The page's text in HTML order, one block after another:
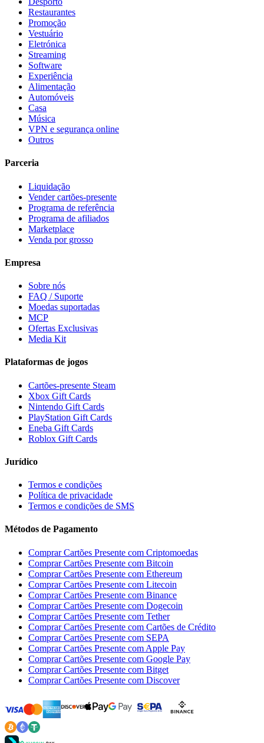
Restaurantes
Promoção
Vestuário
Eletrónica
Streaming
Software
Experiência
Alimentação
Automóveis
Casa
Música
VPN e segurança online
Outros
Parceria
Liquidação
Vender cartões-presente
Programa de referência
Programa de afiliados
Marketplace
Venda por grosso
Empresa
Sobre nós
FAQ / Suporte
Moedas suportadas
MCP
Ofertas Exclusivas
Media Kit
Plataformas de jogos
Cartões-presente Steam
Xbox Gift Cards
Nintendo Gift Cards
PlayStation Gift Cards
Eneba Gift Cards
Roblox Gift Cards
Jurídico
Termos e condições
Política de privacidade
Termos e condições de SMS
Métodos de Pagamento
Comprar Cartões Presente com Criptomoedas
Comprar Cartões Presente com Bitcoin
Comprar Cartões Presente com Ethereum
Comprar Cartões Presente com Litecoin
Comprar Cartões Presente com Binance
Comprar Cartões Presente com Dogecoin
Comprar Cartões Presente com Tether
Comprar Cartões Presente com Cartões de Crédito
Comprar Cartões Presente com SEPA
Comprar Cartões Presente com Apple Pay
Comprar Cartões Presente com Google Pay
Comprar Cartões Presente com Bitget
Comprar Cartões Presente com Discover